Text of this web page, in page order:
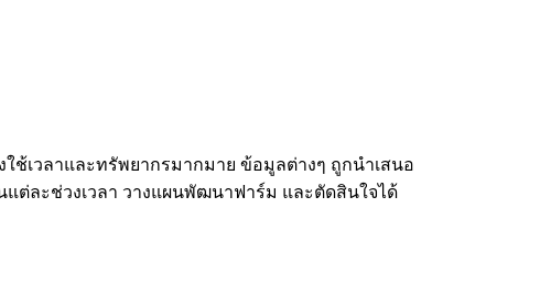
ช้เวลาและทรัพยากรมากมาย ข้อมูลต่างๆ ถูกนำเสนอ
ต่ละช่วงเวลา วางแผนพัฒนาฟาร์ม และตัดสินใจได้